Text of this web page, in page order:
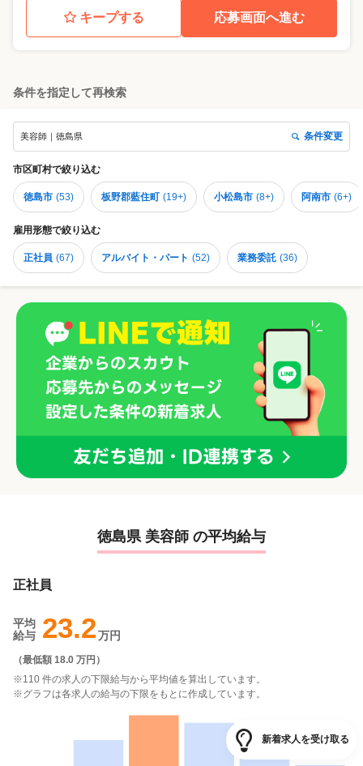
キープする 応募画面へ進む
条件を指定して再検索
美容師｜徳島県 条件変更
市区町村で絞り込む
徳島市 (53) 板野郡藍住町 (19+) 小松島市 (8+) 阿南市 (6+)
雇用形態で絞り込む
正社員 (67) アルバイト・パート (52) 業務委託 (36)
徳島県 美容師 の平均給与
正社員
平均
給与 23.2万円
（最低額 18.0 万円 ）
※110 件の求人の下限給与から平均値を算出しています。
※グラフは各求人の給与の下限をもとに作成しています。
新着求人を受け取る